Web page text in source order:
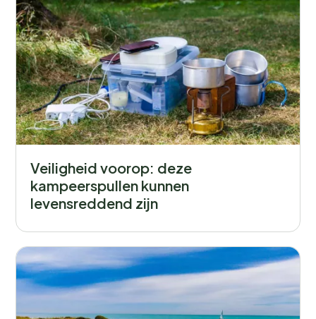
Veiligheid voorop: deze
kampeerspullen kunnen
levensreddend zijn